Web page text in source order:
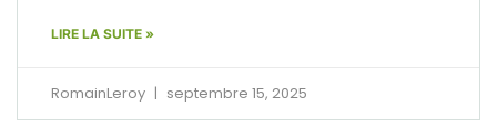
LIRE LA SUITE »
RomainLeroy septembre 15, 2025